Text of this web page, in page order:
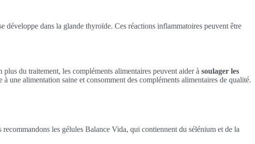
dans la glande thyroïde. Ces réactions inflammatoires peuvent être
du traitement, les compléments alimentaires peuvent aider à soulager les
une alimentation saine et consomment des compléments alimentaires de qualité.
les gélules Balance Vida, qui contiennent du sélénium et de la